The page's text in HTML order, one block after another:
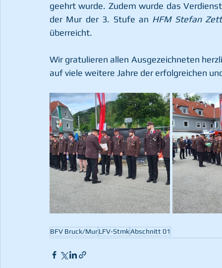
geehrt wurde. Zudem wurde das
der Mur der 3. Stufe an HFM Stefan
überreicht.
Wir gratulieren allen Ausgezeichneten
auf viele weitere Jahre der erfolgreichen
BFV Bruck/MurLFV-StmkAbschnitt 01